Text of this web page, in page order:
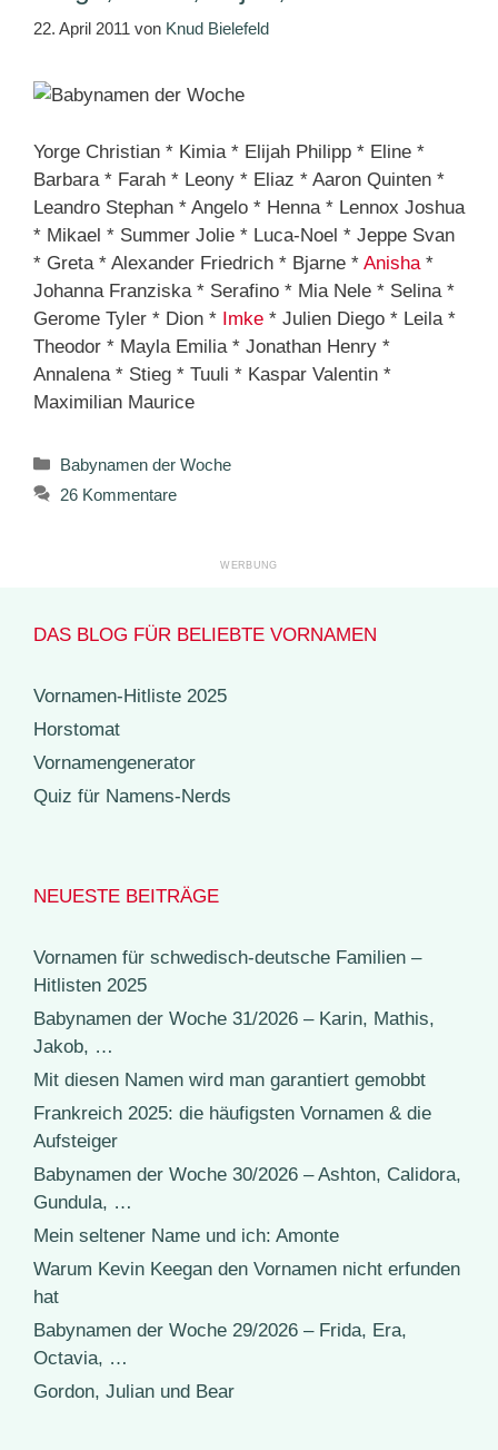
22. April 2011 von Knud Bielefeld
Yorge Christian * Kimia * Elijah Philipp * Eline *
Barbara * Farah * Leony * Eliaz * Aaron Quinten *
Leandro Stephan * Angelo * Henna * Lennox Joshua
* Mikael * Summer Jolie * Luca-Noel * Jeppe Svan
* Greta * Alexander Friedrich * Bjarne * Anisha *
Johanna Franziska * Serafino * Mia Nele * Selina *
Gerome Tyler * Dion * Imke * Julien Diego * Leila *
Theodor * Mayla Emilia * Jonathan Henry *
Annalena * Stieg * Tuuli * Kaspar Valentin *
Maximilian Maurice
Kategorien
Babynamen der Woche
26 Kommentare
DAS BLOG FÜR BELIEBTE VORNAMEN
Vornamen-Hitliste 2025
Horstomat
Vornamengenerator
Quiz für Namens-Nerds
NEUESTE BEITRÄGE
Vornamen für schwedisch-deutsche Familien –
Hitlisten 2025
Babynamen der Woche 31/2026 – Karin, Mathis,
Jakob, …
Mit diesen Namen wird man garantiert gemobbt
Frankreich 2025: die häufigsten Vornamen & die
Aufsteiger
Babynamen der Woche 30/2026 – Ashton, Calidora,
Gundula, …
Mein seltener Name und ich: Amonte
Warum Kevin Keegan den Vornamen nicht erfunden
hat
Babynamen der Woche 29/2026 – Frida, Era,
Octavia, …
Gordon, Julian und Bear